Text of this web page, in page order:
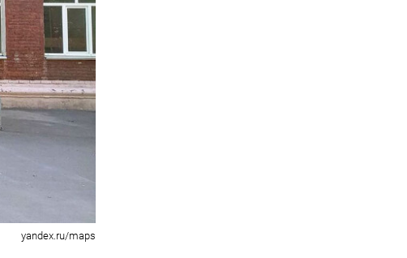
yandex.ru/maps